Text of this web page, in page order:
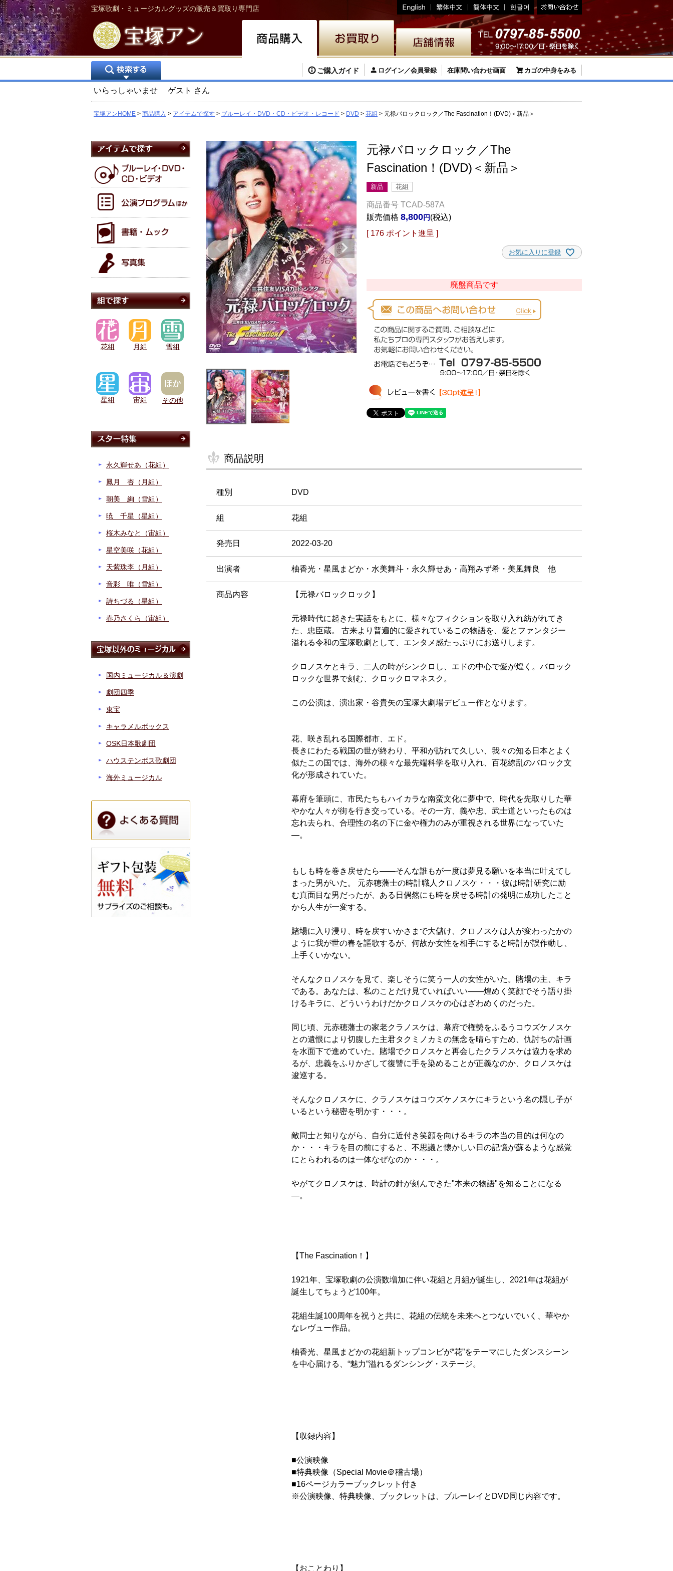
宝塚歌劇・ミュージカルグッズの販売＆買取り専門店
ご購入ガイド ログイン／会員登録 在庫問い合わせ画面 カゴの中身をみる
いらっしゃいませ ゲスト さん
宝塚アンHOME 商品購入 アイテムで探す ブルーレイ・DVD・CD・ビデオ・レコード DVD 花組 元禄バロックロック／The Fascination！(DVD)＜新品＞
元禄バロックロック／The
Fascination！(DVD)＜新品＞
新品 花組
商品番号 TCAD-587A
販売価格 8,800
税込
[ 176 ポイント進呈 ]
お気に入りに登録
廃盤商品です
商品説明
種別 DVD
組 花組
発売日 2022-03-20
出演者 柚香光・星風まどか・水美舞斗・永久輝せあ・高翔みず希・美風舞良 他
商品内容 【元禄バロックロック】
元禄時代に起きた実話をもとに、様々なフィクションを取り入れ紡がれてき
た、忠臣蔵。 古来より普遍的に愛されているこの物語を、愛とファンタジー
溢れる令和の宝塚歌劇として、エンタメ感たっぷりにお送りします。
クロノスケとキラ、二人の時がシンクロし、エドの中心で愛が煌く。バロック
ロックな世界で刻む、クロックロマネスク。
この公演は、演出家・谷貴矢の宝塚大劇場デビュー作となります。
花、咲き乱れる国際都市、エド。
長きにわたる戦国の世が終わり、平和が訪れて久しい、我々の知る日本とよく
似たこの国では、海外の様々な最先端科学を取り入れ、百花繚乱のバロック文
化が形成されていた。
幕府を筆頭に、市民たちもハイカラな南蛮文化に夢中で、時代を先取りした華
やかな人々が街を行き交っている。その一方、義や忠、武士道といったものは
忘れ去られ、合理性の名の下に金や権力のみが重視される世界になっていた
―。
もしも時を巻き戻せたら――そんな誰もが一度は夢見る願いを本当に叶えてし
まった男がいた。 元赤穂藩士の時計職人クロノスケ・・・彼は時計研究に励
む真面目な男だったが、ある日偶然にも時を戻せる時計の発明に成功したこと
から人生が一変する。
賭場に入り浸り、時を戻すいかさまで大儲け、クロノスケは人が変わったかの
ように我が世の春を謳歌するが、何故か女性を相手にすると時計が誤作動し、
上手くいかない。
そんなクロノスケを見て、楽しそうに笑う一人の女性がいた。賭場の主、キラ
である。あなたは、私のことだけ見ていればいい――煌めく笑顔でそう語り掛
けるキラに、どういうわけだかクロノスケの心はざわめくのだった。
同じ頃、元赤穂藩士の家老クラノスケは、幕府で権勢をふるうコウズケノスケ
との遺恨により切腹した主君タクミノカミの無念を晴らすため、仇討ちの計画
を水面下で進めていた。賭場でクロノスケと再会したクラノスケは協力を求め
るが、忠義をふりかざして復讐に手を染めることが正義なのか、クロノスケは
逡巡する。
そんなクロノスケに、クラノスケはコウズケノスケにキラという名の隠し子が
いるという秘密を明かす・・・。
敵同士と知りながら、自分に近付き笑顔を向けるキラの本当の目的は何なの
か・・・キラを目の前にすると、不思議と懐かしい日の記憶が蘇るような感覚
にとらわれるのは一体なぜなのか・・・。
やがてクロノスケは、時計の針が刻んできた"本来の物語"を知ることになる
―。
【The Fascination！】
1921年、宝塚歌劇の公演数増加に伴い花組と月組が誕生し、2021年は花組が
誕生してちょうど100年。
花組生誕100周年を祝うと共に、花組の伝統を未来へとつないでいく、華やか
なレヴュー作品。
柚香光、星風まどかの花組新トップコンビが“花”をテーマにしたダンスシーン
を中心届ける、“魅力”溢れるダンシング・ステージ。
【収録内容】
■公演映像
■特典映像（Special Movie＠稽古場）
■16ページカラーブックレット付き
※公演映像、特典映像、ブックレットは、ブルーレイとDVD同じ内容です。
【おことわり】
花組 月組 雪組
星組 宙組 その他
永久輝せあ（花組）
鳳月 杏（月組）
朝美 絢（雪組）
暁 千星（星組）
桜木みなと（宙組）
星空美咲（花組）
天紫珠李（月組）
音彩 唯（雪組）
詩ちづる（星組）
春乃さくら（宙組）
国内ミュージカル＆演劇
劇団四季
東宝
キャラメルボックス
OSK日本歌劇団
ハウステンボス歌劇団
海外ミュージカル